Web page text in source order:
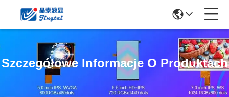
Szczegółowe Informacje O Produktach